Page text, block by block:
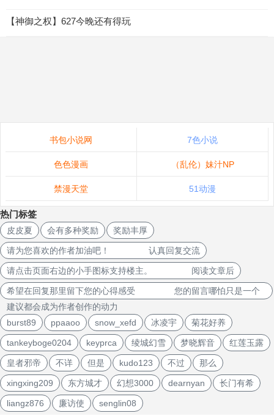
【神御之权】627今晚还有得玩
书包小说网 7色小说
色色漫画 （乱伦）妹汁NP
禁漫天堂 51动漫
热门标签
皮皮夏 会有多种奖励 奖励丰厚
请为您喜欢的作者加油吧！ 认真回复交流
请点击页面右边的小手图标支持楼主。 阅读文章后
希望在回复那里留下您的心得感受 您的留言哪怕只是一个
建议都会成为作者创作的动力
burst89
ppaaoo snow_xefd 冰凌宇 菊花好养
tankeyboge0204 keyprca 绫城幻雪 梦晓辉音 红莲玉露
皇者邪帝 不详 但是 kudo123 不过 那么
xingxing209 东方城才 幻想3000 dearnyan 长门有希
liangz876 廉访使 senglin08